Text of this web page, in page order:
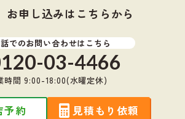
お申し込みはこちらから
でのお問い合わせはこちら
03-4466
時間 9:00-18:00(水曜定休)
予約 見積もり依頼